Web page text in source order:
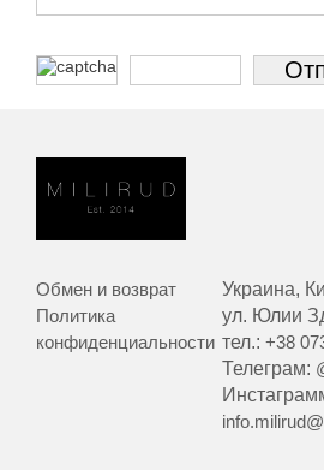
Обмен и возврат
Политика
конфиденциальности
Украина,
ул. Юлии
тел.:+38
Телеграм: